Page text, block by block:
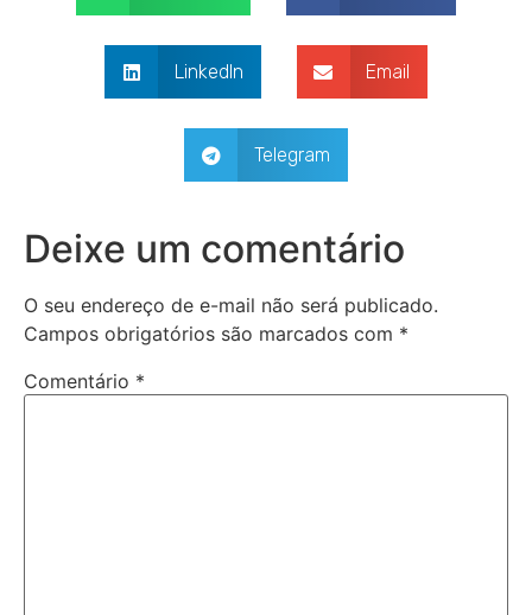
LinkedIn Email
Telegram
Deixe um comentário
O seu endereço de e-mail não será publicado.
Campos obrigatórios são marcados com *
Comentário *